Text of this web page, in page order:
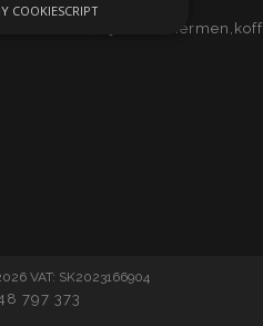
VAT: SK2023166904
797 373
allow core website
login and account
COOKIESCRIPT